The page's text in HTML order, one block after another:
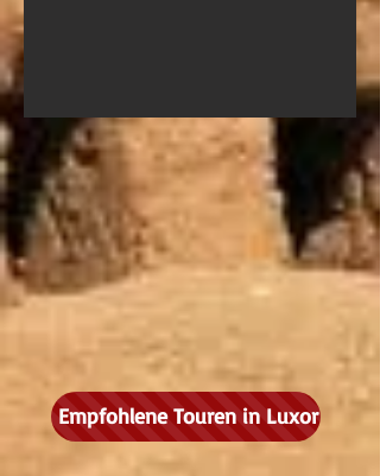
Empfohlene Touren in Luxor